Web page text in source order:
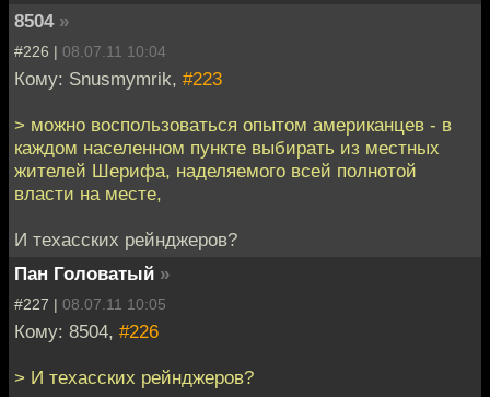
8504 »
#226 | 08.07.11 10:04
Кому: Snusmymrik, #223
> можно воспользоваться опытом американцев - в
каждом населенном пункте выбирать из местных
жителей Шерифа, наделяемого всей полнотой
власти на месте,
И техасских рейнджеров?
Пан Головатый »
#227 | 08.07.11 10:05
Кому: 8504, #226
> И техасских рейнджеров?